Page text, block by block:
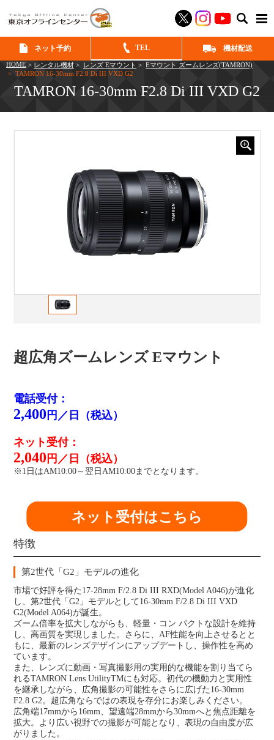
ネット予約 TEL 機材配送
HOME > レンタル機材 > レンズ Eマウント > Eマウント ズームレンズ(TAMRON)
> TAMRON 16-30mm F2.8 Di III VXD G2
TAMRON 16-30mm F2.8 Di III VXD G2
超広角ズームレンズ Eマウント
電話受付：
2,400 円／日（税込）
ネット受付：
2,040 円／日（税込）
※1日はAM10:00～翌日AM10:00までとなります。
ネット受付はこちら
特徴
第2世代「G2」モデルの進化
市場で好評を得た17-28mm F/2.8 Di III RXD(Model A046)が進化
し、第2世代「G2」モデルとして16-30mm F/2.8 Di III VXD
G2(Model A064)が誕生。
ズーム倍率を拡大しながらも、軽量・コン パクトな設計を維持
し、高画質を実現しました。さらに、AF性能を向上させるとと
もに、最新のレンズデザインにアップデートし、操作性を高め
ています。
また、レンズに動画・写真撮影用の実用的な機能を割り当てら
れるTAMRON Lens UtilityTMにも対応。初代の機動力と実用性
を継承しながら、広角撮影の可能性をさらに広げた16-30mm
F2.8 G2。超広角ならではの表現を存分にお楽しみください。
広角端17mmから16mm、望遠端28mmから30mmへと焦点距離を
拡大。より広い視野での撮影が可能となり、表現の自由度が広
がりました。